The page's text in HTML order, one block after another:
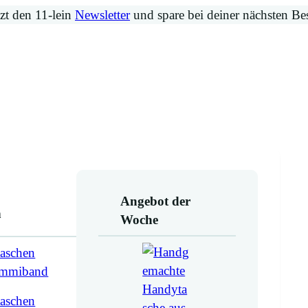
den 11-lein Newsletterund spare bei deiner nächsten
Angebot der
Woche